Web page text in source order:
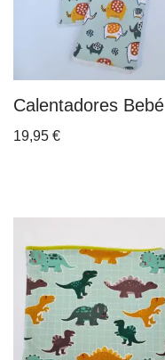
Calentadores Bebé
19,95 €